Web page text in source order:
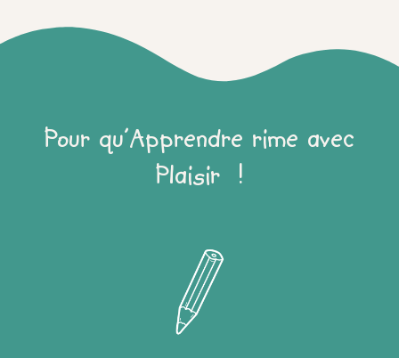
Pour qu'Apprendre rime avec
Plaisir !